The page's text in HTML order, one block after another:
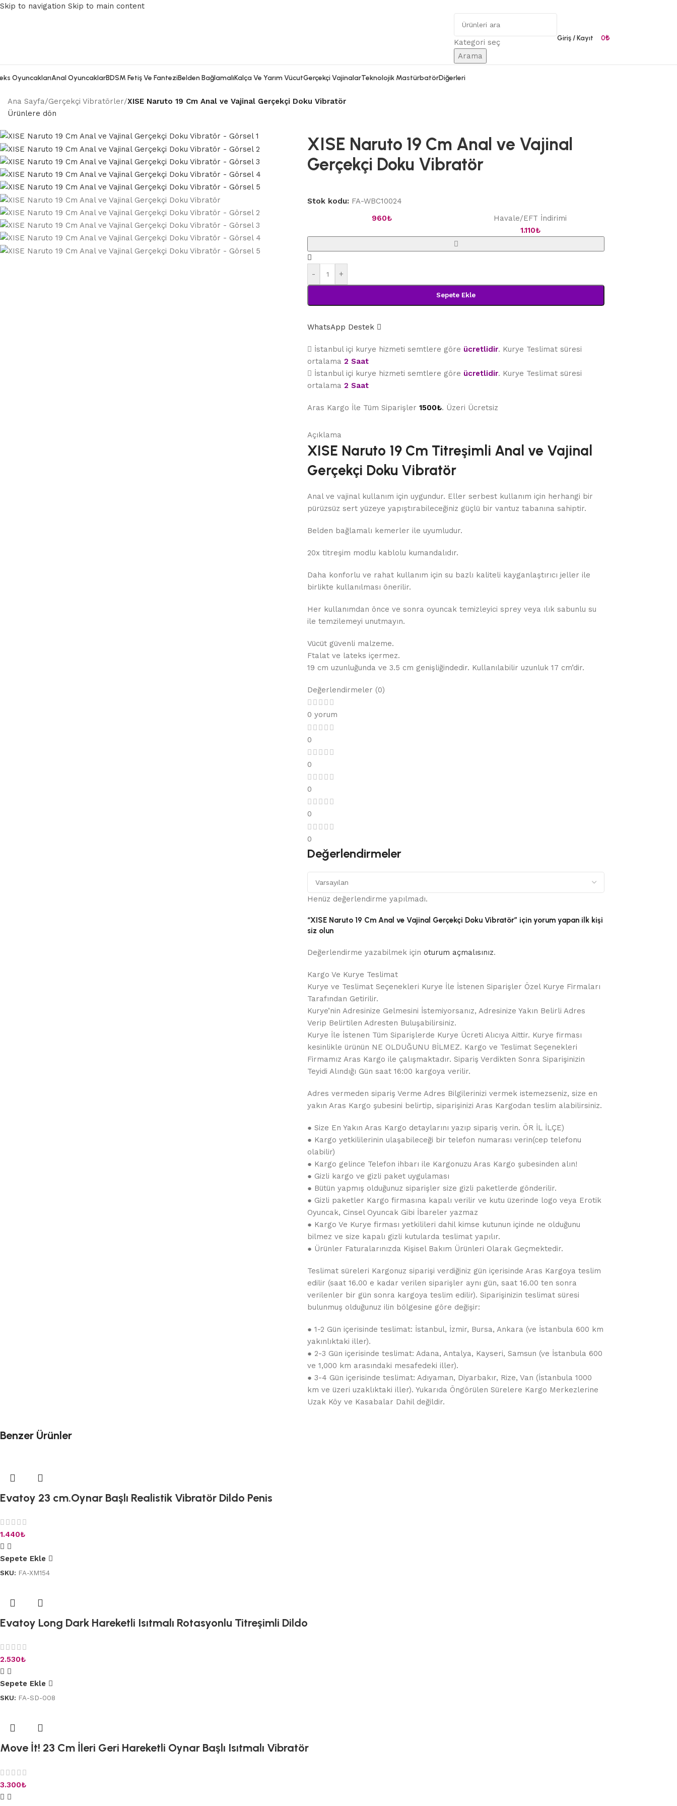
Skip to navigation Skip to main content
Kategori seç
Arama
Giriş / Kayıt 0₺
OyuncaklarıAnal OyuncaklarBDSM Fetiş Ve FanteziBelden BağlamalıKalça Ve Yarım VücutGerçekçi VajinalarTeknolojik MastürbatörDiğerleri
Ana Sayfa/Gerçekçi Vibratörler/XISE Naruto 19 Cm Anal ve Vajinal Gerçekçi Doku Vibratör
Ürünlere dön
XISE Naruto 19 Cm Anal ve Vajinal
Gerçekçi Doku Vibratör
Stok kodu: FA-WBC10024
960₺
Havale/EFT İndirimi
1.110₺
- +
Sepete Ekle
WhatsApp Destek
İstanbul içi kurye hizmeti semtlere göre ücretlidir. Kurye Teslimat süresi
ortalama 2 Saat
İstanbul içi kurye hizmeti semtlere göre ücretlidir. Kurye Teslimat süresi
ortalama 2 Saat
Aras Kargo İle Tüm Siparişler 1500₺. Üzeri Ücretsiz
Açıklama
XISE Naruto 19 Cm Titreşimli Anal ve Vajinal
Gerçekçi Doku Vibratör
Anal ve vajinal kullanım için uygundur. Eller serbest kullanım için herhangi bir
pürüzsüz sert yüzeye yapıştırabileceğiniz güçlü bir vantuz tabanına sahiptir.
Belden bağlamalı kemerler ile uyumludur.
20x titreşim modlu kablolu kumandalıdır.
Daha konforlu ve rahat kullanım için su bazlı kaliteli kayganlaştırıcı jeller ile
birlikte kullanılması önerilir.
Her kullanımdan önce ve sonra oyuncak temizleyici sprey veya ılık sabunlu su
ile temzilemeyi unutmayın.
Vücüt güvenli malzeme.
Ftalat ve lateks içermez.
19 cm uzunluğunda ve 3.5 cm genişliğindedir. Kullanılabilir uzunluk 17 cm’dir.
Değerlendirmeler (0)
0 yorum
0
0
0
0
0
Değerlendirmeler
Henüz değerlendirme yapılmadı.
“XISE Naruto 19 Cm Anal ve Vajinal Gerçekçi Doku Vibratör” için yorum yapan ilk kişi
siz olun
Değerlendirme yazabilmek için oturum açmalısınız.
Kargo Ve Kurye Teslimat
Kurye ve Teslimat Seçenekleri Kurye İle İstenen Siparişler Özel Kurye Firmaları
Tarafından Getirilir.
Kurye’nin Adresinize Gelmesini İstemiyorsanız, Adresinize Yakın Belirli Adres
Verip Belirtilen Adresten Buluşabilirsiniz.
Kurye İle İstenen Tüm Siparişlerde Kurye Ücreti Alıcıya Aittir. Kurye firması
kesinlikle ürünün NE OLDUĞUNU BİLMEZ. Kargo ve Teslimat Seçenekleri
Firmamız Aras Kargo ile çalışmaktadır. Sipariş Verdikten Sonra Siparişinizin
Teyidi Alındığı Gün saat 16:00 kargoya verilir.
Adres vermeden sipariş Verme Adres Bilgilerinizi vermek istemezseniz, size en
yakın Aras Kargo şubesini belirtip, siparişinizi Aras Kargodan teslim alabilirsiniz.
● Size En Yakın Aras Kargo detaylarını yazıp sipariş verin. ÖR İL İLÇE)
● Kargo yetkililerinin ulaşabileceği bir telefon numarası verin(cep telefonu
olabilir)
● Kargo gelince Telefon ihbarı ile Kargonuzu Aras Kargo şubesinden alın!
● Gizli kargo ve gizli paket uygulaması
● Bütün yapmış olduğunuz siparişler size gizli paketlerde gönderilir.
● Gizli paketler Kargo firmasına kapalı verilir ve kutu üzerinde logo veya Erotik
Oyuncak, Cinsel Oyuncak Gibi İbareler yazmaz
● Kargo Ve Kurye firması yetkilileri dahil kimse kutunun içinde ne olduğunu
bilmez ve size kapalı gizli kutularda teslimat yapılır.
● Ürünler Faturalarınızda Kişisel Bakım Ürünleri Olarak Geçmektedir.
Teslimat süreleri Kargonuz siparişi verdiğiniz gün içerisinde Aras Kargoya teslim
edilir (saat 16.00 e kadar verilen siparişler aynı gün, saat 16.00 ten sonra
verilenler bir gün sonra kargoya teslim edilir). Siparişinizin teslimat süresi
bulunmuş olduğunuz ilin bölgesine göre değişir:
● 1-2 Gün içerisinde teslimat: İstanbul, İzmir, Bursa, Ankara (ve İstanbula 600 km
yakınlıktaki iller).
● 2-3 Gün içerisinde teslimat: Adana, Antalya, Kayseri, Samsun (ve İstanbula 600
ve 1,000 km arasındaki mesafedeki iller).
● 3-4 Gün içerisinde teslimat: Adıyaman, Diyarbakır, Rize, Van (İstanbula 1000
km ve üzeri uzaklıktaki iller). Yukarıda Öngörülen Sürelere Kargo Merkezlerine
Uzak Köy ve Kasabalar Dahil değildir.
Benzer Ürünler
Evatoy 23 cm.Oynar Başlı Realistik Vibratör Dildo Penis
1.440₺
Sepete Ekle
SKU: FA-XM154
Evatoy Long Dark Hareketli Isıtmalı Rotasyonlu Titreşimli Dildo
2.530₺
Sepete Ekle
SKU: FA-SD-008
Move İt! 23 Cm İleri Geri Hareketli Oynar Başlı Isıtmalı Vibratör
3.300₺